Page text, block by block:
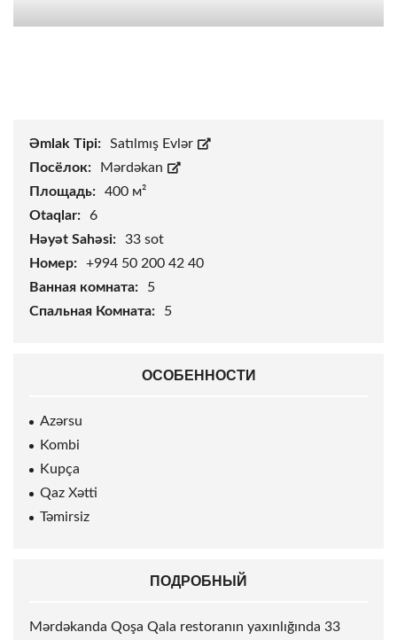
Əmlak Tipi:
Satılmış Evlər
Посёлок:
Mərdəkan
Площадь:
400 м²
Otaqlar:
6
Həyət Sahəsi:
33 sot
Номер:
+994 50 200 42 40
Ванная комната:
5
Спальная Комната:
5
ОСОБЕННОСТИ
Azərsu
Kombi
Kupça
Qaz Xətti
Təmirsiz
ПОДРОБНЫЙ
Mərdəkanda Qoşa Qala restoranın yaxınlığında 33